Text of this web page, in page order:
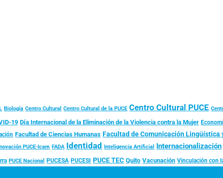
Biología Centro Cultural Centro Cultural de la PUCE Centro Cultural PUCE
19 Día Internacional de la Eliminación de la Violencia contra la Mujer
Facultad de Ciencias Humanas Facultad de Comunicación Lingüística
PUCE-Icam FADA Identidad Inteligencia Artificial Internacionalización
PUCE Nacional PUCESA PUCESI PUCE TEC Quito Vacunación Vinculación con